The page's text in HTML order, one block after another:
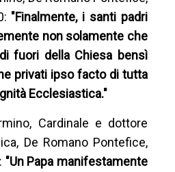
"Finalmente, i santi padri
non solamente che
fuori della Chiesa bensì
privati ipso facto di tutta
Ecclesiastica."
Cardinale e dottore
De Romano Pontefice,
"Un Papa manifestamente